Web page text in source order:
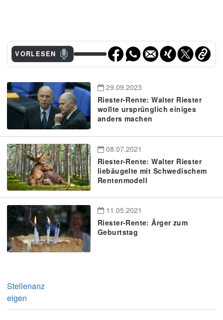
VORLESEN
29.09.2023
Riester-Rente: Walter Riester
wollte ursprünglich einiges
anders machen
08.07.2021
Riester-Rente: Walter Riester
liebäugelte mit Schwedischem
Rentenmodell
11.05.2021
Riester-Rente: Ärger zum
Geburtstag
Stellenanz
eigen